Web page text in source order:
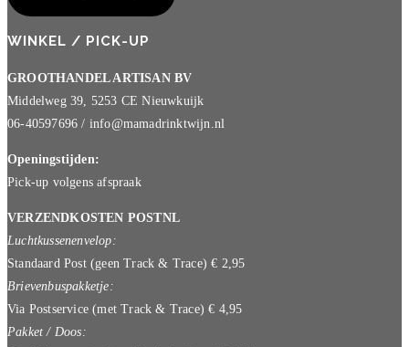
WINKEL / PICK-UP
GROOTHANDEL ARTISAN BV
Middelweg 39, 5253 CE Nieuwkuijk
06-40597696 / info@mamadrinktwijn.nl
Openingstijden:
Pick-up volgens afspraak
VERZENDKOSTEN POSTNL
Luchtkussenenvelop:
Standaard Post (geen Track & Trace) € 2,95
Brievenbuspakketje:
Via Postservice (met Track & Trace) € 4,95
Pakket / Doos: